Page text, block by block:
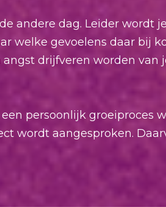
andere dag. Leider wordt
welke gevoelens daar bij
drijfveren worden
persoonlijk
wordt aangesproken.